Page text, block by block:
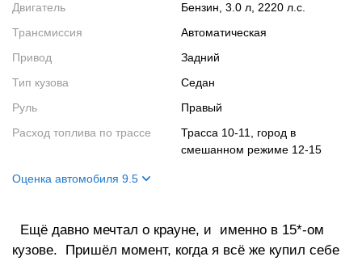
Двигатель
Бензин, 3.0 л, 2220 л.с.
Трансмиссия
Автоматическая
Привод
Задний
Тип кузова
Седан
Руль
Правый
Расход топлива по трассе
трасса 10-11, город в
смешанном режиме 12-15
Оценка автомобиля 9.5
Салон
10
Двигатель
10
Ещё давно мечтал о крауне, и именно в 15*-ом
кузове. Пришёл момент, когда я всё же купил себе